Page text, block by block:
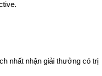
nhất nhận giải thưởng có trị